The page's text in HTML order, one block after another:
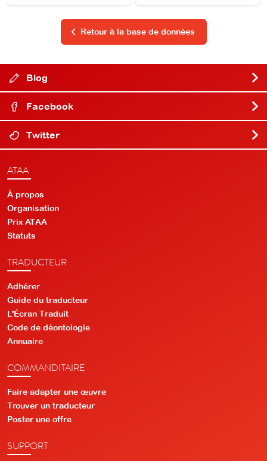
Retour à la base de données
Blog
Facebook
Twitter
ATAA
À propos
Organisation
Prix ATAA
Statuts
TRADUCTEUR
Adhérer
Guide du traducteur
L'Écran Traduit
Code de déontologie
Annuaire
COMMANDITAIRE
Faire adapter une œuvre
Trouver un traducteur
Poster une offre
SUPPORT